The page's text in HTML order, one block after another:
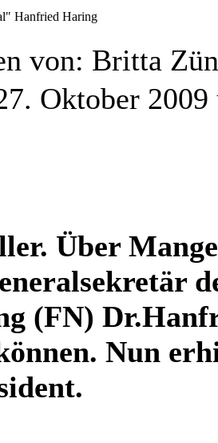
Hanfried Haring
von: Britta
Oktober
Über
(FN)
Nun
ent.